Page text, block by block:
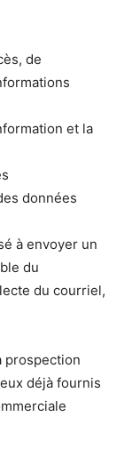
de
et la
données
à envoyer un
du
du courriel,
prospection
déjà fournis